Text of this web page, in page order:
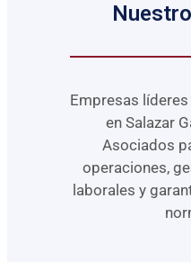
Empresas
en Salazar
Asociados
operaciones,
laborales y